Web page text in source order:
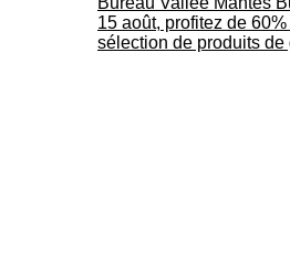
15 août, profitez de
sélection de produits